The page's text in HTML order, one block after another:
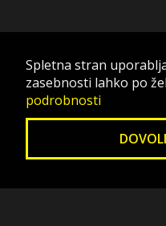
Spletna stran
zasebnosti lahko po
podrobnosti